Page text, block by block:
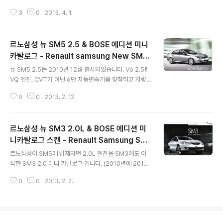
었지만 년식이 바뀌면서 비인기 색상은 다 없어졌지요. ▼
어나려는듯 전면에 V형 캐릭터 라인을 집어 넣었으나 이로
앞범퍼 때문에 사람들의 호불호가 갈렸던 기억이 나네요.
엔진은 SR2 에서 가변밸브 시스템이 달린 M4R 로 바뀌면
서 출력과 연비 경량화등의 성능 개선이 있었으나 엔진 마
운트가 3개로 줄면서 진동이 커졌다는 문제가 제기되기도
했습니다. 임프레션 모델은 르노 마크를 달고 샤프란 (Safr
ane) 이란 이름으로 중동 지역에 판매되기도 했습니다. S
3 0 2013. 4. 1.
르노삼성 뉴 SM5 2.5 & BOSE 에디션 미니
카탈로그 - Renault samsung New SM5
(Latitude) 2.5 & BOSE catalog
뉴 SM5 2.5는 2010년 12월 출시되었습니다. V6 2.5ℓ
VQ 엔진, CVT가 아닌 6단 자동변속기를 장착하고 차량
요. 듀얼 머플러와 크루즈콘트롤 및 스피드 리미터, 2.5 엠
ℓ 모델들은 2012년 SM5 플래티넘이 나오면서 단종이 됩
니다. 뉴 SM5 BOSE 에디션은 2012년 6월에 출시되었
는데 보스 사운드 시스템과 실내외를 블랙 화이트 컨셉으
로 약간의 변경을 준 모델입니다. SM3 역시 보스 에디션
을 판매했었습니다. 아무래도 페이스리프트 하기전 재고
소진을 위해 내놓은 사양같지요.
0 0 2013. 2. 12.
르노삼성 뉴 SM3 2.0L & BOSE 에디션 미
니카탈로그 스캔 - Renault Samsung SM
3 2.0 & BOSE (Fluence L38) catalog s
can
르노삼성이 SM5에 탑재되던 2.0L 엔진을 SM3에도 이
식한 SM3 2.0 미니 카탈로그 입니다. (2010년에 2011
거치면서 2.0L 사양은 삭제) ▲ 경쟁사의 모델보다 무려 1
0 0 2013. 2. 2.